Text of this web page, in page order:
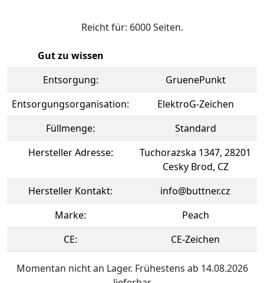
Reicht für: 6000 Seiten.
Gut zu wissen
Entsorgung:
GruenePunkt
Entsorgungsorganisation:
ElektroG-Zeichen
Füllmenge:
Standard
Hersteller Adresse:
Tuchorazska 1347, 28201
Cesky Brod, CZ
Hersteller Kontakt:
info@buttner.cz
Marke:
Peach
CE:
CE-Zeichen
Momentan nicht an Lager. Frühestens ab 14.08.2026